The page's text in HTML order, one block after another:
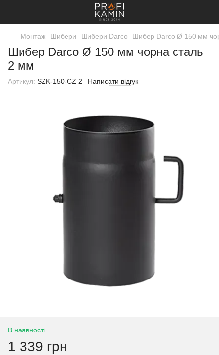
Монтаж Шибери Шибери Darco Шибер Darco Ø 150 мм
Шибер Darco Ø 150 мм чорна сталь
2 мм
Артикул: SZK-150-CZ 2 Написати відгук
В наявності
1 339 грн